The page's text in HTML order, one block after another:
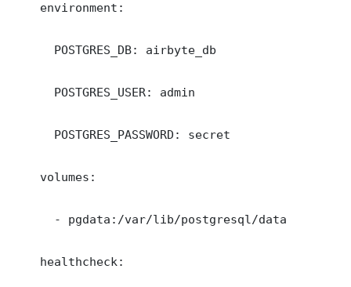
    environment:
      POSTGRES_DB: airbyte_db
      POSTGRES_USER: admin
      POSTGRES_PASSWORD: secret
    volumes:
      - pgdata:/var/lib/postgresql/data
    healthcheck: